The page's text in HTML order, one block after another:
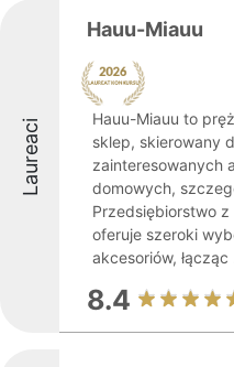
Laureaci
Hauu-Miauu
Hauu-Miauu to
sklep, skierowany
zainteresowanych
domowych,
Przedsiębiorstwo
oferuje szeroki
akcesoriów, łącząc
8.4